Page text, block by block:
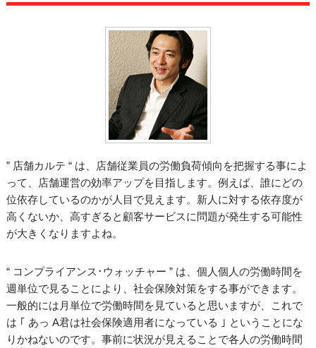
” 店舗カルテ “ は、店舗従業員の労働負荷傾向を把握する事によ
って、店舗運営の効率アップを目指します。例えば、誰にどの
位依存しているのかが人目で見えます。新人に対する依存度が
高くないか、高すぎると顧客サービスに問題が発生する可能性
が大きくなりますよね。
“ コンプライアンス･ウォッチャー ” は、個人個人の労働時間を
週単位で見ることにより、社会保険対策をする事ができます。
一般的には月単位で労働時間を見ていると思いますが、これで
は ｢ あっ A君は社会保険適用者になっている ｣ ということにな
りかねないのです。事前に状況が見えることで各人の労働時間